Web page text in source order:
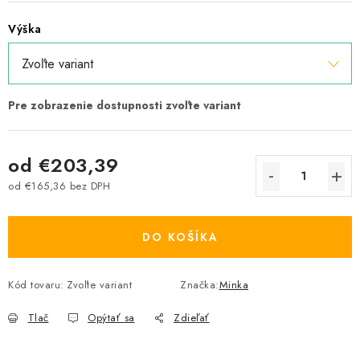
Výška
od €203,39
od €165,36 bez DPH
DO KOŠÍKA
Kód tovaru: Zvoľte variant Značka:Minka
Tlač Opýtať sa Zdieľať